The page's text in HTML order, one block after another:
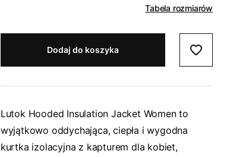
Tabela rozmiarów
Dodaj do koszyka
Lutok Hooded Insulation Jacket Women to
wyjątkowo oddychająca, ciepła i wygodna
kurtka izolacyjna z kapturem dla kobiet,